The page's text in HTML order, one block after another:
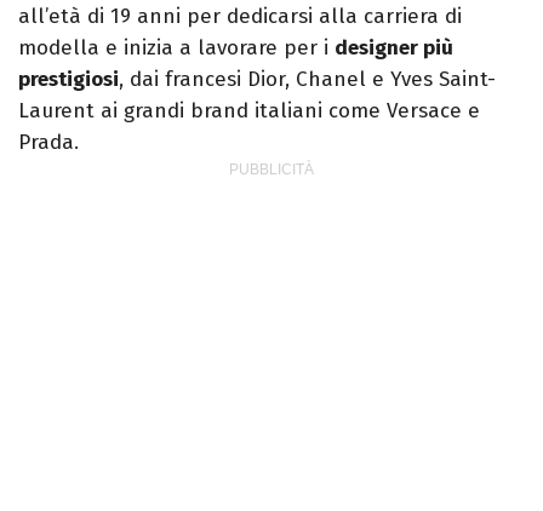
all’età di 19 anni per dedicarsi alla carriera di
modella e inizia a lavorare per i designer più
prestigiosi, dai francesi Dior, Chanel e Yves Saint-
Laurent ai grandi brand italiani come Versace e
Prada.